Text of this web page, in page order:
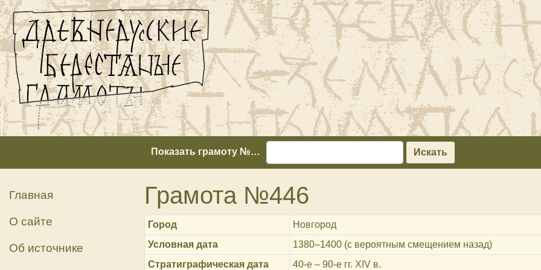
Показать грамоту №… Искать
Главная
О сайте
Об источнике
Грамота №446
Город
Новгород
Условная дата
1380‒1400 (с вероятным смещением назад)
Стратиграфическая дата
40-е – 90-е гг. XIV в.